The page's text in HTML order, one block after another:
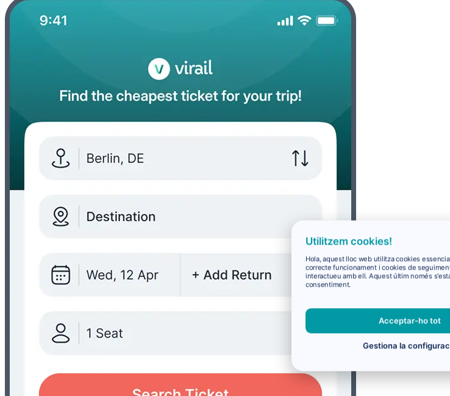
Utilitzem cookies!
Hola, aquest lloc web utilitza cookies
correcte funcionament i cookies de
interactueu amb ell. Aquest últim només
consentiment.
Acceptar-ho tot
Gestiona la